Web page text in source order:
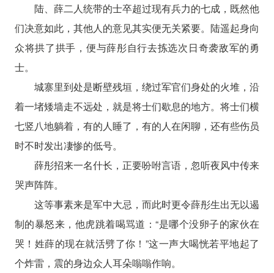
陆、薛二人统带的士卒超过现有兵力的七成，既然他
们决意如此，其他人的意见其实便无关紧要。陆遥起身向
众将拱了拱手，便与薛彤自行去拣选次日奇袭敌军的勇
士。
城寨里到处是断壁残垣，绕过军官们身处的火堆，沿
着一堵矮墙走不远处，就是将士们歇息的地方。将士们横
七竖八地躺着，有的人睡了，有的人在闲聊，还有些伤员
时不时发出凄惨的低号。
薛彤招来一名什长，正要吩咐言语，忽听夜风中传来
哭声阵阵。
这等事素来是军中大忌，而此时更令薛彤生出无以遏
制的暴怒来，他虎跳着喝骂道：“是哪个没卵子的家伙在
哭！姓薛的现在就活劈了你！”这一声大喝恍若平地起了
个炸雷，震的身边众人耳朵嗡嗡作响。